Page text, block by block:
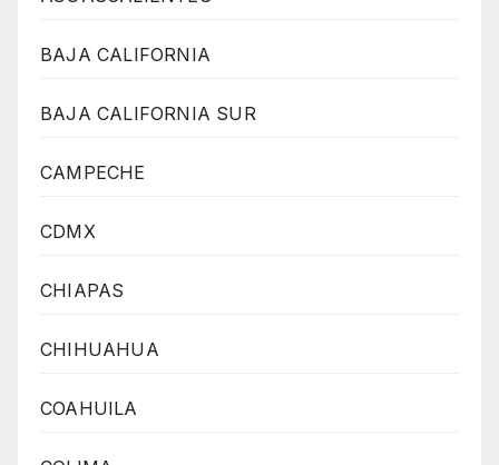
BAJA CALIFORNIA
BAJA CALIFORNIA SUR
CAMPECHE
CDMX
CHIAPAS
CHIHUAHUA
COAHUILA